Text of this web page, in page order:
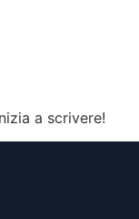
a scrivere!